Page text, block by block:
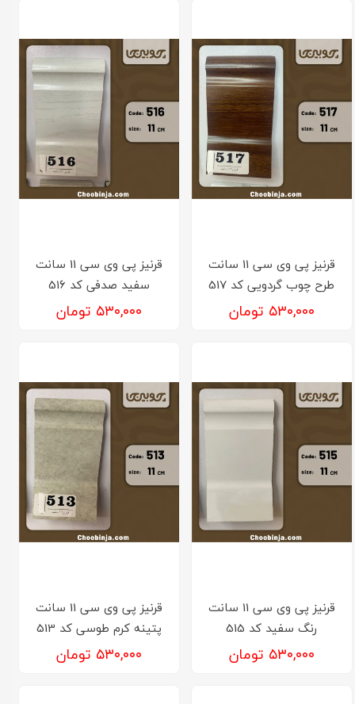
قرنیز پی وی سی 11 سانت
طرح چوب گردویی کد 517
۵۳۰,۰۰۰ تومان
قرنیز پی وی سی 11 سانت
سفید صدفی کد 516
۵۳۰,۰۰۰ تومان
قرنیز پی وی سی 11 سانت
رنگ سفید کد 515
۵۳۰,۰۰۰ تومان
قرنیز پی وی سی 11 سانت
پتینه کرم طوسی کد 513
۵۳۰,۰۰۰ تومان